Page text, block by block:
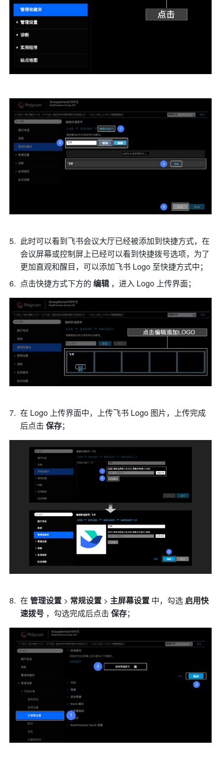
此时可以看到飞书会议大厅已经被添加到快捷方式，在
会议屏幕或控制屏上已经可以看到快捷拨号选项，为了
更加直观和醒目，可以添加飞书 Logo 至快捷方式中；
点击快捷方式下方的 编辑 ，进入 Logo 上传界面；
在 Logo 上传界面中，上传飞书 Logo 图片，上传完成
后点击 保存；
在 管理设置 > 常规设置 > 主屏幕设置 中，勾选 启用快
速拨号 ，勾选完成后点击 保存；